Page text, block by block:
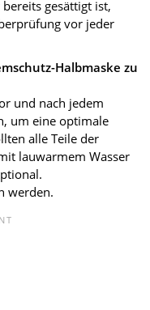
gesättigt ist,
vor jeder
Halbmaske zu
und nach jedem
um eine optimale
alle Teile der
lauwarmem Wasser
werden.